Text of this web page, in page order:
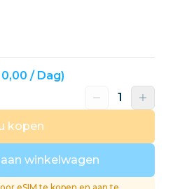
0,00 / Dag)
winkelwagen
kopen